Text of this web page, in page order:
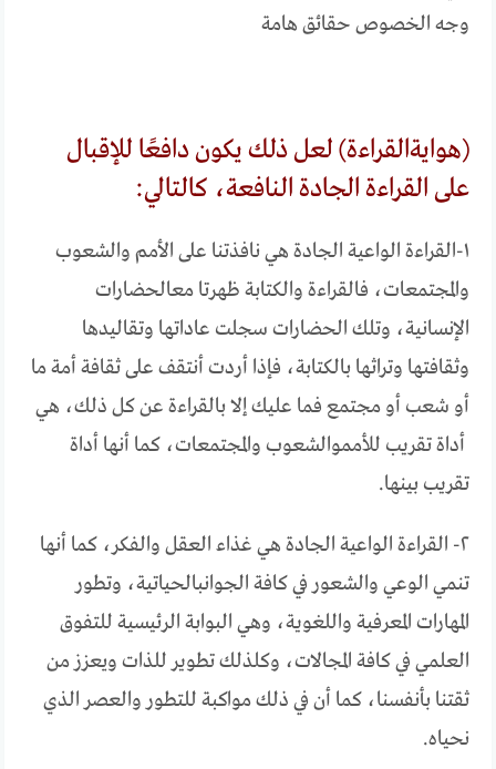
وجه الخصوص حقائق هامة
(هوايةالقراءة) لعلذلك يكوندافعًا للإقبال
على القراءة الجادة النافعة، كالتالي:
١- القراءة الواعية الجادة هينافذتنا على الأمم والشعوب
والمجتمعات، فالقراءة والكتابة ظهرتا معالحضارات
الإنسانية، وتلك الحضارات سجلت عاداتها وتقاليدها
وثقافتها وتراثها بالكتابة، فإذا أردت أنتقف علىثقافة أمةما
أو شعب أو مجتمع فما عليكإلابالقراءة عنكل ذلك، هي
أداةتقريب للأمموالشعوب والمجتمعات، كما أنها أداة
تقريب بينها.
٢- القراءة الواعية الجادة هي غذاء العقل والفكر، كما أنها
تنمي الوعي والشعورفيكافة الجوانبالحياتية، وتطور
المهارات المعرفية واللغوية، وهي البوابة الرئيسية للتفوق
العلمي فيكافة المجالات، وكلذلكتطويرللذات ويعززمن
ثقتنا بأنفسنا، كما أن في ذلكمواكبة للتطوروالعصرالذي
نحياه.